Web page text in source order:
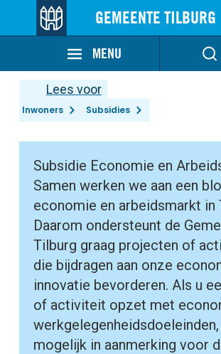
GEMEENTE TILBURG
MENU
Inwoners Subsidies
Lees voor
Subsidie Economie en
Samen werken we aan een
economie en arbeidsmarkt in
Daarom ondersteunt de
Tilburg graag projecten of
die bijdragen aan onze
innovatie bevorderen. Als u
of activiteit opzet met
mogelijk in aanmerking voor